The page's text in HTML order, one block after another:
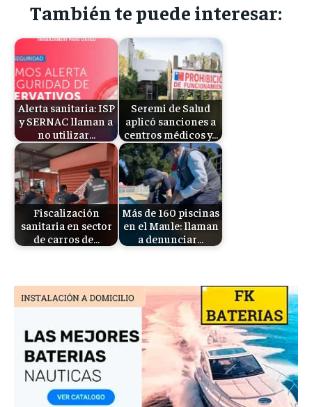
También te puede interesar:
Alerta sanitaria: ISP
y SERNAC llaman a
no utilizar…
Seremi de Salud
aplicó sanciones a
centros médicos y…
Fiscalización
sanitaria en sector
de carros de…
Más de 160 piscinas
en el Maule: llaman
a denunciar…